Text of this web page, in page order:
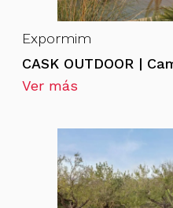
Expormim
CASK OUTDOOR |
Ver más